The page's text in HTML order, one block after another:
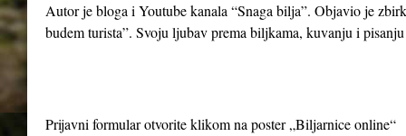
Autor je bloga i Youtube kanala “Snaga bilja”. Objavio je
budem turista”. Svoju ljubav prema biljkama, kuvanju i
Prijavni formular otvorite klikom na poster „Biljarnice online“